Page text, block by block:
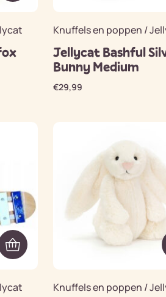
Knuffels en poppen /
Jellycat Bashful
Bunny Medium
€29,99
Knuffels en poppen /